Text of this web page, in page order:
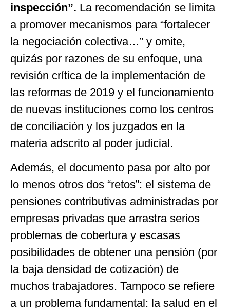
inspección”. La recomendación se limita
a promover mecanismos para “fortalecer
la negociación colectiva…” y omite,
quizás por razones de su enfoque, una
revisión crítica de la implementación de
las reformas de 2019 y el funcionamiento
de nuevas instituciones como los centros
de conciliación y los juzgados en la
materia adscrito al poder judicial.
Además, el documento pasa por alto por
lo menos otros dos “retos”: el sistema de
pensiones contributivas administradas por
empresas privadas que arrastra serios
problemas de cobertura y escasas
posibilidades de obtener una pensión (por
la baja densidad de cotización) de
muchos trabajadores. Tampoco se refiere
a un problema fundamental: la salud en el